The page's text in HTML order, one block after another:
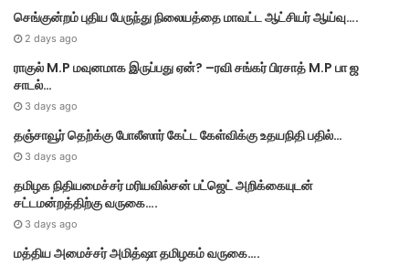
செங்குன்றம் புதிய பேருந்து நிலையத்தை மாவட்ட ஆட்சியர் ஆய்வு….
2 days ago
ராகுல் M.P மவுனமாக இருப்பது ஏன்? –ரவி சங்கர் பிரசாத் M.P பா ஜ
சாடல்…
3 days ago
தஞ்சாவூர் தெற்க்கு போலீஸார் கேட்ட கேள்விக்கு உதயநிதி பதில்…
3 days ago
தமி​ழ​க நிதியமைச்சர் மரியவில்சன் பட்ஜெட் அறிக்கையுடன்
சட்டமன்றத்திற்கு வருகை….
3 days ago
மத்திய அமைச்சர் அமித்ஷா தமிழகம் வருகை….